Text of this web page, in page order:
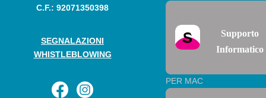
C.F.: 92071350398
SEGNALAZIONI
WHISTLEBLOWING
Supporto
Informatico
PER MAC